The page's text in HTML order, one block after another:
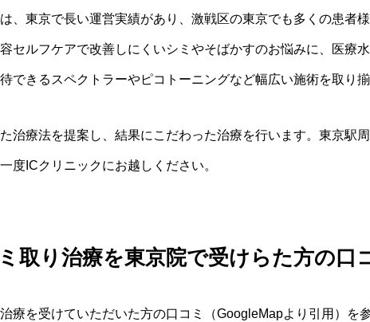
、東京で長い運営実績があり、激戦区の東京でも多くの患者
セルフケアで改善しにくいシミやそばかすのお悩みに、医療
できるスペクトラーやピコトーニングなど幅広い施術を取り揃
治療法を提案し、結果にこだわった治療を行います。東京駅
度ICクリニックにお越しください。
取り治療を東京院で受けらた方の口
療を受けていただいた方の口コミ（GoogleMapより引用）を